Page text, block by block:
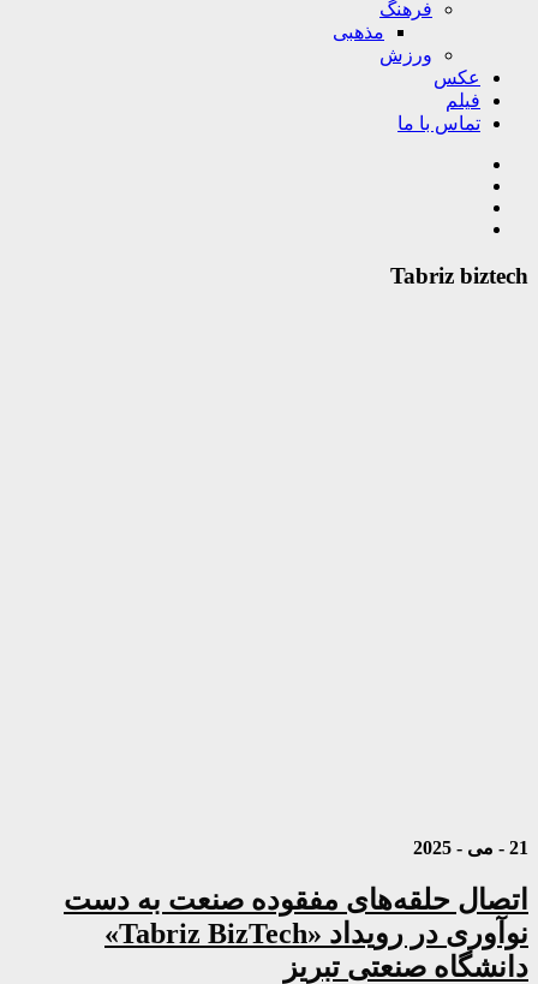
فرهنگ
مذهبی
ورزش
عکس
فیلم
تماس با ما
Tabriz biztech
21 - می - 2025
اتصال حلقه‌های مفقوده صنعت به دست
نوآوری در رویداد «Tabriz BizTech»
دانشگاه صنعتی تبریز